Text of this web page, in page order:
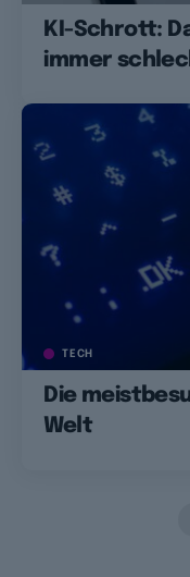
KI-Schrott:
immer
TECH
Die
Welt